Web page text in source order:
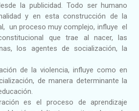
la publicidad. Todo ser humano
y en esta construcción de la
un proceso muy complejo, influye el
que trae al nacer, las
los agentes de socialización, la
de la violencia, influye como en
de manera determinante la
es el proceso de aprendizaje